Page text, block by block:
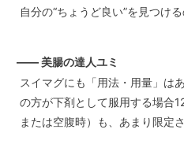
自分の“ちょうど良い”を見つけ
—— 美腸の達人ユミ
スイマグにも「用法・用量」は
の方が下剤として服用する場合
または空腹時）も、あまり限定